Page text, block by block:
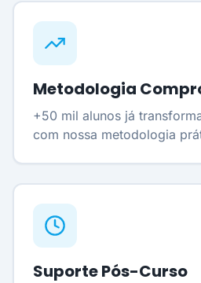
Metodologia
+50 mil alunos já
com nossa metodologia
Suporte Pós-Curso